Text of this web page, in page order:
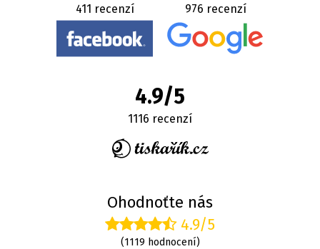
411 recenzí 976 recenzí
4.9/5
1116 recenzí
Ohodnoťte nás
4.9/5
(1119 hodnocení)